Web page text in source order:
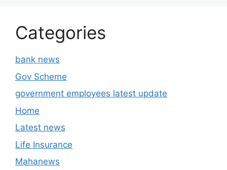
Categories
bank news
Gov Scheme
government employees latest update
Home
Latest news
Life Insurance
Mahanews